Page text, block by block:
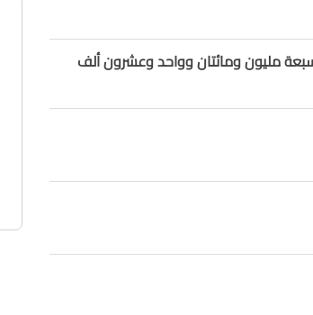
مليون ومائتان وواحد وعشرون ألف